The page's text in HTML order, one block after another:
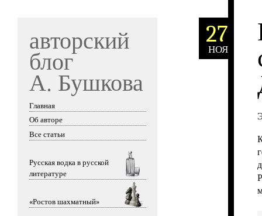
авторский
блог
А. Бушкова
Skip to content
Главная
Об авторе
Все статьи
Русская водка в русской
литературе
«Ростов шахматный»
27
НОЯ